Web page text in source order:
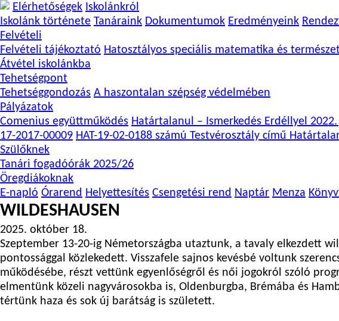
Elérhetőségek Iskolánkról
Iskolánk története Tanáraink Dokumentumok Eredményeink
Felvételi
Felvételi tájékoztató Hatosztályos speciális matematika és
Átvétel iskolánkba
Tehetségpont
Tehetséggondozás A haszontalan szépség védelmében
Pályázatok
Comenius együttműködés Határtalanul – Ismerkedés Erdéllyel
17-2017-00009 HAT-19-02-0188 számú Testvérosztály című
Szülőknek
Tanári fogadóórák 2025/26
Öregdiákoknak
E-napló Órarend Helyettesítés Csengetési rend Naptár Menza
WILDESHAUSEN
2025. október 18.
Szeptember 13-20-ig Németországba utaztunk, a tavaly elkezdett
pontossággal közlekedett. Visszafele sajnos kevésbé voltunk
működésébe, részt vettünk egyenlőségről és női jogokról szóló
elmentünk közeli nagyvárosokba is, Oldenburgba, Brémába és
tértünk haza és sok új barátság is született.